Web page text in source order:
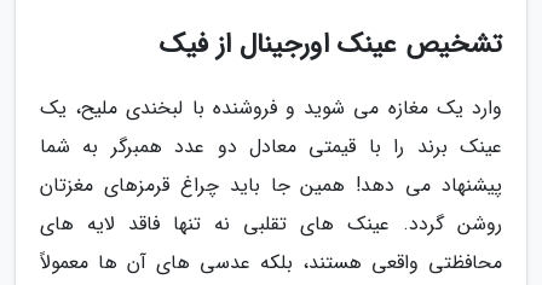
تشخیص عینک اورجینال از فیک
وارد یک مغازه می شوید و فروشنده با لبخندی ملیح، یک
عینک برند را با قیمتی معادل دو عدد همبرگر به شما
پیشنهاد می دهد! همین جا باید چراغ قرمزهای مغزتان
روشن گردد. عینک های تقلبی نه تنها فاقد لایه های
محافظتی واقعی هستند، بلکه عدسی های آن ها معمولاً